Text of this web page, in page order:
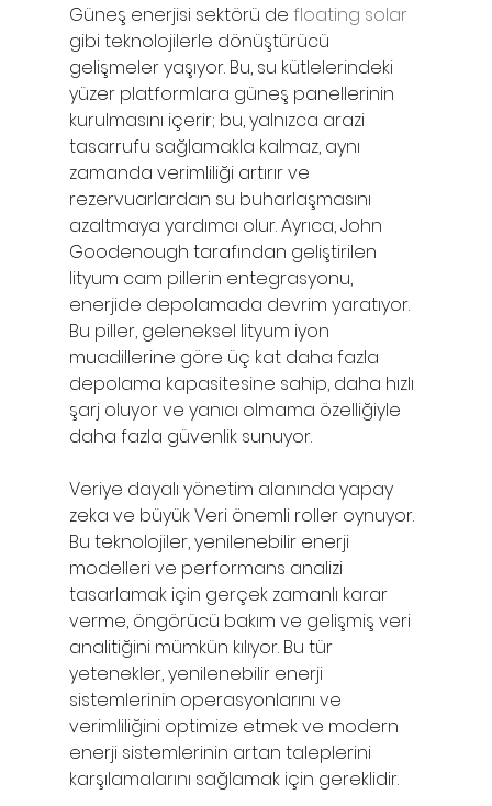
Güneş enerjisi sektörü de floating solar
gibi teknolojilerle dönüştürücü
gelişmeler yaşıyor. Bu, su kütlelerindeki
yüzer platformlara güneş panellerinin
kurulmasını içerir; bu, yalnızca arazi
tasarrufu sağlamakla kalmaz, aynı
zamanda verimliliği artırır ve
rezervuarlardan su buharlaşmasını
azaltmaya yardımcı olur. Ayrıca, John
Goodenough tarafından geliştirilen
lityum cam pillerin entegrasyonu,
enerjide depolamada devrim yaratıyor.
Bu piller, geleneksel lityum iyon
muadillerine göre üç kat daha fazla
depolama kapasitesine sahip, daha hızlı
şarj oluyor ve yanıcı olmama özelliğiyle
daha fazla güvenlik sunuyor.
Veriye dayalı yönetim alanında yapay
zeka ve büyük Veri önemli roller oynuyor.
Bu teknolojiler, yenilenebilir enerji
modelleri ve performans analizi
tasarlamak için gerçek zamanlı karar
verme, öngörücü bakım ve gelişmiş veri
analitiğini mümkün kılıyor. Bu tür
yetenekler, yenilenebilir enerji
sistemlerinin operasyonlarını ve
verimliliğini optimize etmek ve modern
enerji sistemlerinin artan taleplerini
karşılamalarını sağlamak için gereklidir.